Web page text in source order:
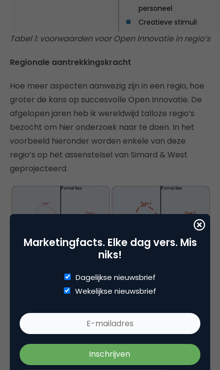
personeel
Creatieve stimuli
Tabel 1: voorwaarden voor Open Innovatie in regio’s
Regionale aantrekkingskracht
Hoe meer aspecten aanwezig zijn in een regio, hoe
groter de kans op succesvolle Open Innovatie. De
afgelopen jaren heb ik wereldwijd talloze regio’s
bezocht om hier onderzoek naar te doen. In het
voorbeeld hieronder worden enkele van deze
regio’s op het assenstelsel van Simard & West
geprojecteerd.
Er zijn drie soorten regio’s te onderscheiden: type 2
succesvol toe te passen. Kijkende naar de lijst van
voorwaarden voor Open Innovatie, zien we dat
Marketingfacts. Elke dag vers. Mis
niks!
Dagelijkse nieuwsbrief
Wekelijkse nieuwsbrief